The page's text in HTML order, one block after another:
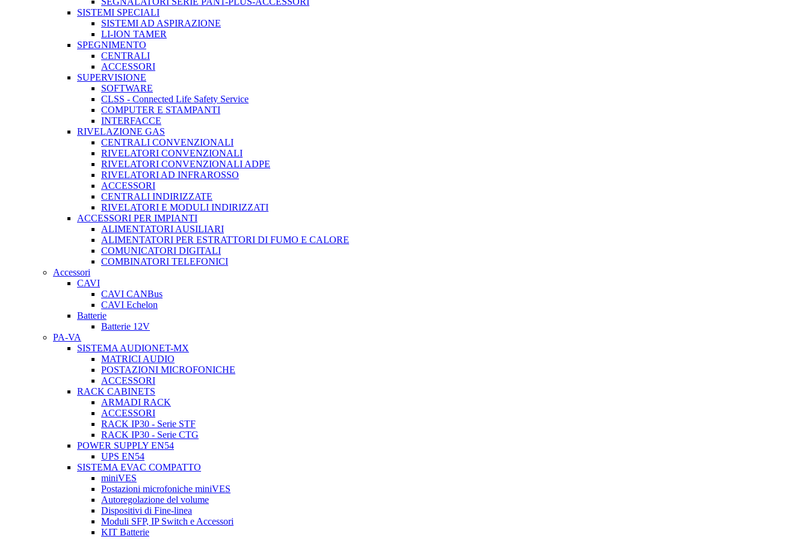
SISTEMI SPECIALI
SISTEMI AD ASPIRAZIONE
LI-ION TAMER
SPEGNIMENTO
CENTRALI
ACCESSORI
SUPERVISIONE
SOFTWARE
CLSS - Connected Life Safety Service
COMPUTER E STAMPANTI
INTERFACCE
RIVELAZIONE GAS
CENTRALI CONVENZIONALI
RIVELATORI CONVENZIONALI
RIVELATORI CONVENZIONALI ADPE
RIVELATORI AD INFRAROSSO
ACCESSORI
CENTRALI INDIRIZZATE
RIVELATORI E MODULI INDIRIZZATI
ACCESSORI PER IMPIANTI
ALIMENTATORI AUSILIARI
ALIMENTATORI PER ESTRATTORI DI FUMO E CALORE
COMUNICATORI DIGITALI
COMBINATORI TELEFONICI
Accessori
CAVI
CAVI CANBus
CAVI Echelon
Batterie
Batterie 12V
PA-VA
SISTEMA AUDIONET-MX
MATRICI AUDIO
POSTAZIONI MICROFONICHE
ACCESSORI
RACK CABINETS
ARMADI RACK
ACCESSORI
RACK IP30 - Serie STF
RACK IP30 - Serie CTG
POWER SUPPLY EN54
UPS EN54
SISTEMA EVAC COMPATTO
miniVES
Postazioni microfoniche miniVES
Autoregolazione del volume
Dispositivi di Fine-linea
Moduli SFP, IP Switch e Accessori
KIT Batterie